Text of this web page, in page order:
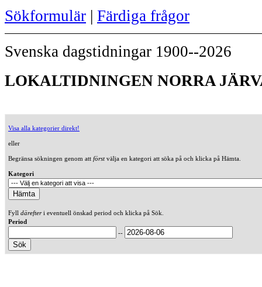
Sökformulär | Färdiga frågor
Svenska dagstidningar 1900--2026
LOKALTIDNINGEN NORRA
Visa alla kategorier direkt!
eller
Begränsa sökningen genom att förstvälja en kategori att söka på och klicka på Hämta.
Kategori
Fyll därefteri eventuell önskad period och klicka på Sök.
Period
--